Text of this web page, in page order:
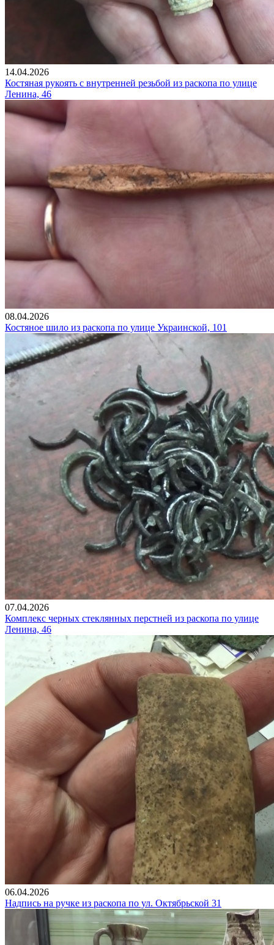
14.04.2026
Костяная рукоять с внутренней резьбой из раскопа по улице
Ленина, 46
08.04.2026
Костяное шило из раскопа по улице Украинской, 101
07.04.2026
Комплекс черных стеклянных перстней из раскопа по улице
Ленина, 46
06.04.2026
Надпись на ручке из раскопа по ул. Октябрьской 31